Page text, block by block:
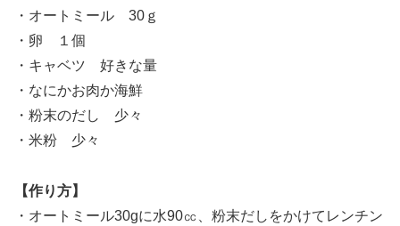
・オートミール 30ｇ
・卵 １個
・キャベツ 好きな量
・なにかお肉か海鮮
・粉末のだし 少々
・米粉 少々
【作り方】
・オートミール30gに水90㏄、粉末だしをかけてレンチン